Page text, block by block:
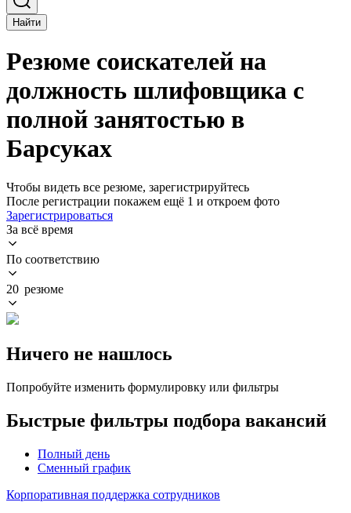
Найти
Резюме соискателей на
должность шлифовщика с
полной занятостью в
Барсуках
Чтобы видеть все резюме, зарегистрируйтесь
После регистрации покажем ещё 1 и откроем фото
Зарегистрироваться
За всё время
По соответствию
20 резюме
Ничего не нашлось
Попробуйте изменить формулировку или фильтры
Быстрые фильтры подбора вакансий
Полный день
Сменный график
Корпоративная поддержка сотрудников